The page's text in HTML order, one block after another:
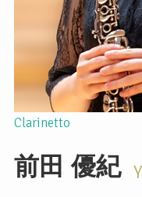
Clarinetto
前田 優紀